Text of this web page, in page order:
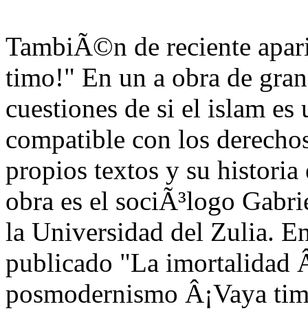
TambiÃ©n de reciente
timo!" En un a obra de
cuestiones de si el islam
compatible con los
propios textos y su historia
obra es el sociÃ³logo
la Universidad del Zulia.
publicado "La imortalidad
posmodernismo Â¡Vaya